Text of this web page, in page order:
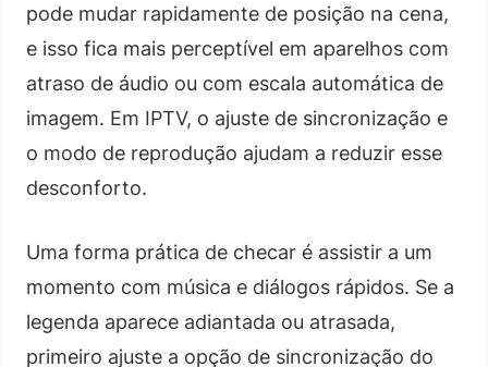
pode mudar rapidamente de posição na cena,
e isso fica mais perceptível em aparelhos com
atraso de áudio ou com escala automática de
imagem. Em IPTV, o ajuste de sincronização e
o modo de reprodução ajudam a reduzir esse
desconforto.
Uma forma prática de checar é assistir a um
momento com música e diálogos rápidos. Se a
legenda aparece adiantada ou atrasada,
primeiro ajuste a opção de sincronização do